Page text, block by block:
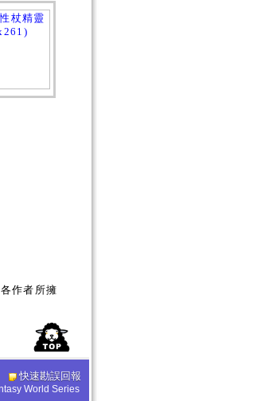
作者所擁
快速勘誤回報
World Series